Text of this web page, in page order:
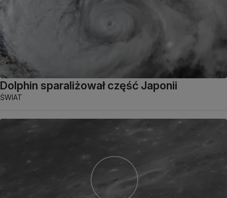
Dolphin sparaliżował część Japonii
ŚWIAT